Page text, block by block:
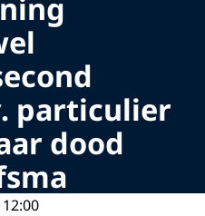
particulier
dood